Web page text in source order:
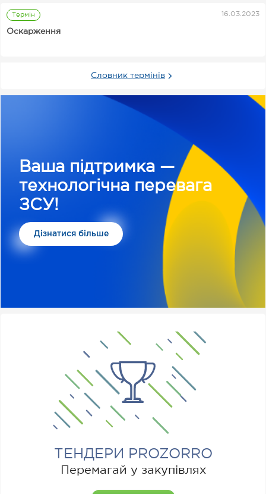
Термін 16.03.2023
Оскарження
Словник термінів
Ваша підтримка —
технологічна перевага
ЗСУ!
Дізнатися більше
ТЕНДЕРИ PROZORRO
Перемагай у закупівлях